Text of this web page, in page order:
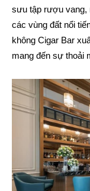
sưu tập rượu vang,
các vùng đất nổi
không Cigar Bar
mang đến sự thoải